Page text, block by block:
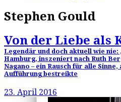
Stephen Gould
Von der Liebe als
Legendär und doch aktuell wie
Hamburg, inszeniert nach Ruth
Nagano – ein Rausch für alle
Aufführung bestreikte
23. April 2016